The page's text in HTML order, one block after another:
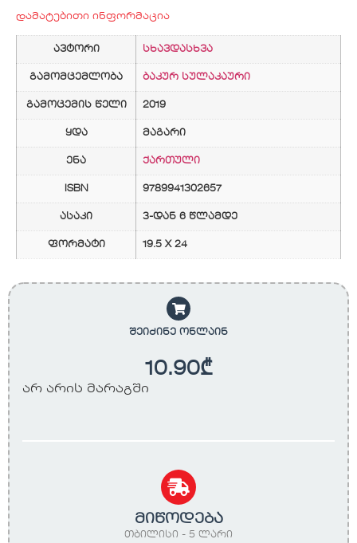
დამატებითი ინფორმაცია
ავტორი სხავდასხვა
გამომცემლობა ბაკურ სულაკაური
გამოცემის წელი 2019
ყდა მაგარი
ენა ქართული
ISBN 9789941302657
ასაკი 3-დან 6 წლამდე
ფორმატი 19.5 X 24
შეიძინე ონლაინ
10.90₾
არ არის მარაგში
მიწოდება
თბილისი - 5 ლარი